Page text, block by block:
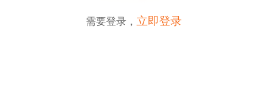
需要登录， 立即登录